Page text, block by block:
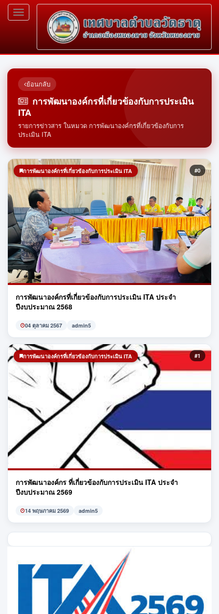
Toggle
navigation
ย้อนกลับ
การพัฒนาองค์กรที่เกี่ยวข้องกับการประเมิน
ITA
รายการข่าวสาร ในหมวด การพัฒนาองค์กรที่เกี่ยวข้องกับการ
ประเมิน ITA
การพัฒนาองค์กรที่เกี่ยวข้องกับการประเมิน ITA #0
การพัฒนาองค์กรที่เกี่ยวข้องกับการประเมิน ITA ประจำ
ปีงบประมาณ 2568
04 ตุลาคม 2567 admin5
การพัฒนาองค์กรที่เกี่ยวข้องกับการประเมิน ITA #1
การพัฒนาองค์กร ที่เกี่ยวข้องกับการประเมิน ITA ประจำ
ปีงบประมาณ 2569
14 พฤษภาคม 2569 admin5